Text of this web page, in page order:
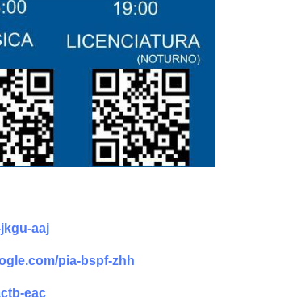
aaj
pia-bspf-zhh
eac